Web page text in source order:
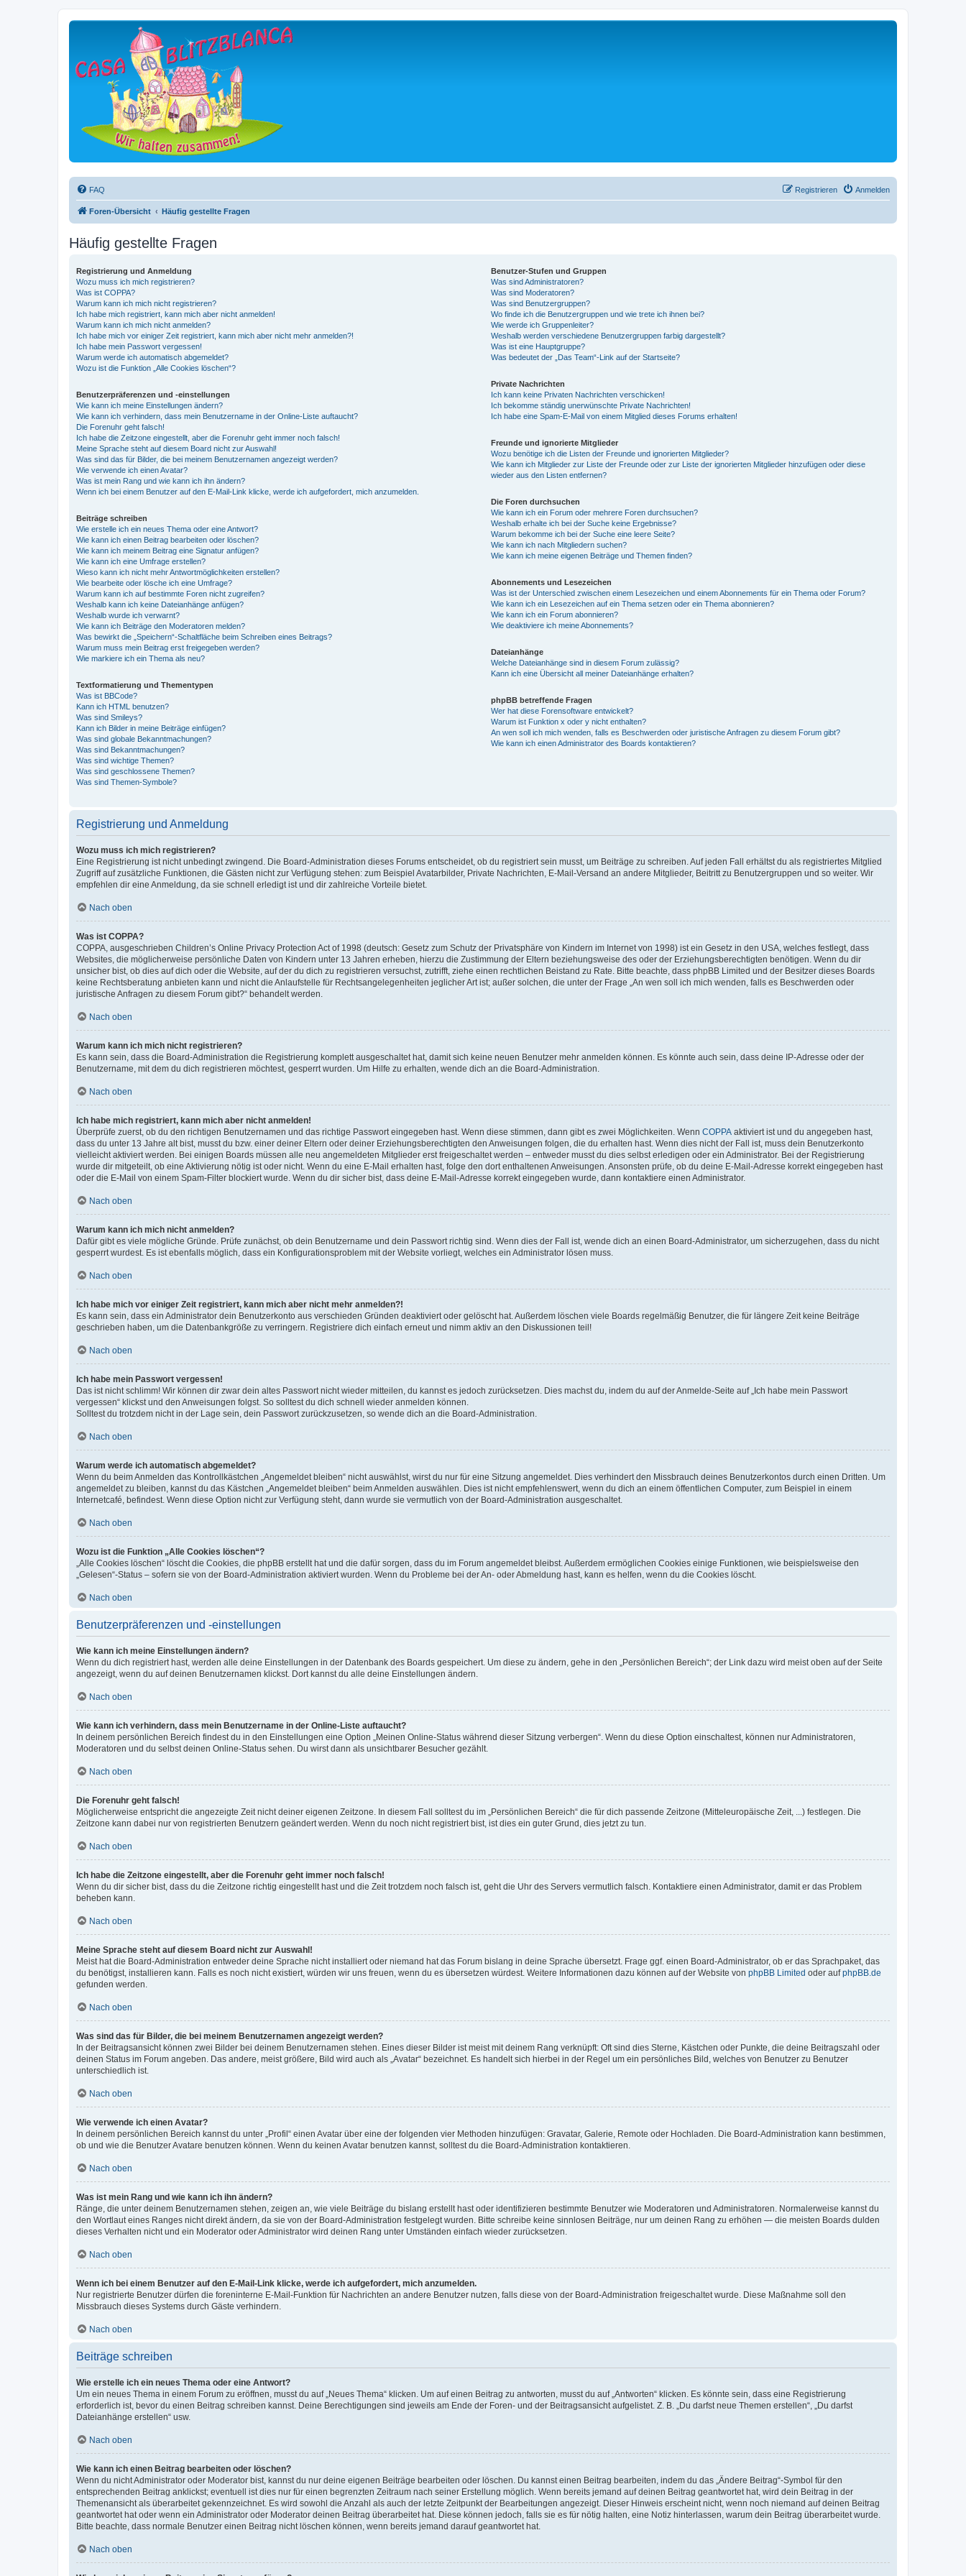
FAQ Anmelden
Registrieren
Foren-Übersicht Häufig gestellte Fragen
Häufig gestellte Fragen
Registrierung und Anmeldung
Wozu muss ich mich registrieren?
Was ist COPPA?
Warum kann ich mich nicht registrieren?
Ich habe mich registriert, kann mich aber nicht anmelden!
Warum kann ich mich nicht anmelden?
Ich habe mich vor einiger Zeit registriert, kann mich aber nicht mehr anmelden?!
Ich habe mein Passwort vergessen!
Warum werde ich automatisch abgemeldet?
Wozu ist die Funktion „Alle Cookies löschen“?
Benutzerpräferenzen und -einstellungen
Wie kann ich meine Einstellungen ändern?
Wie kann ich verhindern, dass mein Benutzername in der Online-Liste auftaucht?
Die Forenuhr geht falsch!
Ich habe die Zeitzone eingestellt, aber die Forenuhr geht immer noch falsch!
Meine Sprache steht auf diesem Board nicht zur Auswahl!
Was sind das für Bilder, die bei meinem Benutzernamen angezeigt werden?
Wie verwende ich einen Avatar?
Was ist mein Rang und wie kann ich ihn ändern?
Wenn ich bei einem Benutzer auf den E-Mail-Link klicke, werde ich aufgefordert, mich anzumelden.
Beiträge schreiben
Wie erstelle ich ein neues Thema oder eine Antwort?
Wie kann ich einen Beitrag bearbeiten oder löschen?
Wie kann ich meinem Beitrag eine Signatur anfügen?
Wie kann ich eine Umfrage erstellen?
Wieso kann ich nicht mehr Antwortmöglichkeiten erstellen?
Wie bearbeite oder lösche ich eine Umfrage?
Warum kann ich auf bestimmte Foren nicht zugreifen?
Weshalb kann ich keine Dateianhänge anfügen?
Weshalb wurde ich verwarnt?
Wie kann ich Beiträge den Moderatoren melden?
Was bewirkt die „Speichern“-Schaltfläche beim Schreiben eines Beitrags?
Warum muss mein Beitrag erst freigegeben werden?
Wie markiere ich ein Thema als neu?
Textformatierung und Thementypen
Was ist BBCode?
Kann ich HTML benutzen?
Was sind Smileys?
Kann ich Bilder in meine Beiträge einfügen?
Was sind globale Bekanntmachungen?
Was sind Bekanntmachungen?
Was sind wichtige Themen?
Was sind geschlossene Themen?
Was sind Themen-Symbole?
Benutzer-Stufen und Gruppen
Was sind Administratoren?
Was sind Moderatoren?
Was sind Benutzergruppen?
Wo finde ich die Benutzergruppen und wie trete ich ihnen bei?
Wie werde ich Gruppenleiter?
Weshalb werden verschiedene Benutzergruppen farbig dargestellt?
Was ist eine Hauptgruppe?
Was bedeutet der „Das Team“-Link auf der Startseite?
Private Nachrichten
Ich kann keine Privaten Nachrichten verschicken!
Ich bekomme ständig unerwünschte Private Nachrichten!
Ich habe eine Spam-E-Mail von einem Mitglied dieses Forums erhalten!
Freunde und ignorierte Mitglieder
Wozu benötige ich die Listen der Freunde und ignorierten Mitglieder?
Wie kann ich Mitglieder zur Liste der Freunde oder zur Liste der ignorierten Mitglieder hinzufügen oder diese
wieder aus den Listen entfernen?
Die Foren durchsuchen
Wie kann ich ein Forum oder mehrere Foren durchsuchen?
Weshalb erhalte ich bei der Suche keine Ergebnisse?
Warum bekomme ich bei der Suche eine leere Seite?
Wie kann ich nach Mitgliedern suchen?
Wie kann ich meine eigenen Beiträge und Themen finden?
Abonnements und Lesezeichen
Was ist der Unterschied zwischen einem Lesezeichen und einem Abonnements für ein Thema oder Forum?
Wie kann ich ein Lesezeichen auf ein Thema setzen oder ein Thema abonnieren?
Wie kann ich ein Forum abonnieren?
Wie deaktiviere ich meine Abonnements?
Dateianhänge
Welche Dateianhänge sind in diesem Forum zulässig?
Kann ich eine Übersicht all meiner Dateianhänge erhalten?
phpBB betreffende Fragen
Wer hat diese Forensoftware entwickelt?
Warum ist Funktion x oder y nicht enthalten?
An wen soll ich mich wenden, falls es Beschwerden oder juristische Anfragen zu diesem Forum gibt?
Wie kann ich einen Administrator des Boards kontaktieren?
Registrierung und Anmeldung
Wozu muss ich mich registrieren?
Eine Registrierung ist nicht unbedingt zwingend. Die Board-Administration dieses Forums entscheidet, ob du registriert sein musst, um Beiträge zu schreiben. Auf jeden Fall erhältst du als registriertes Mitglied
Zugriff auf zusätzliche Funktionen, die Gästen nicht zur Verfügung stehen: zum Beispiel Avatarbilder, Private Nachrichten, E-Mail-Versand an andere Mitglieder, Beitritt zu Benutzergruppen und so weiter. Wir
empfehlen dir eine Anmeldung, da sie schnell erledigt ist und dir zahlreiche Vorteile bietet.
Nach oben
Was ist COPPA?
COPPA, ausgeschrieben Children’s Online Privacy Protection Act of 1998 (deutsch: Gesetz zum Schutz der Privatsphäre von Kindern im Internet von 1998) ist ein Gesetz in den USA, welches festlegt, dass
Websites, die möglicherweise persönliche Daten von Kindern unter 13 Jahren erheben, hierzu die Zustimmung der Eltern beziehungsweise des oder der Erziehungsberechtigten benötigen. Wenn du dir
unsicher bist, ob dies auf dich oder die Website, auf der du dich zu registrieren versuchst, zutrifft, ziehe einen rechtlichen Beistand zu Rate. Bitte beachte, dass phpBB Limited und der Besitzer dieses Boards
keine Rechtsberatung anbieten kann und nicht die Anlaufstelle für Rechtsangelegenheiten jeglicher Art ist; außer solchen, die unter der Frage „An wen soll ich mich wenden, falls es Beschwerden oder
juristische Anfragen zu diesem Forum gibt?“ behandelt werden.
Nach oben
Warum kann ich mich nicht registrieren?
Es kann sein, dass die Board-Administration die Registrierung komplett ausgeschaltet hat, damit sich keine neuen Benutzer mehr anmelden können. Es könnte auch sein, dass deine IP-Adresse oder der
Benutzername, mit dem du dich registrieren möchtest, gesperrt wurden. Um Hilfe zu erhalten, wende dich an die Board-Administration.
Nach oben
Ich habe mich registriert, kann mich aber nicht anmelden!
Überprüfe zuerst, ob du den richtigen Benutzernamen und das richtige Passwort eingegeben hast. Wenn diese stimmen, dann gibt es zwei Möglichkeiten. Wenn COPPA aktiviert ist und du angegeben hast,
dass du unter 13 Jahre alt bist, musst du bzw. einer deiner Eltern oder deiner Erziehungsberechtigten den Anweisungen folgen, die du erhalten hast. Wenn dies nicht der Fall ist, muss dein Benutzerkonto
vielleicht aktiviert werden. Bei einigen Boards müssen alle neu angemeldeten Mitglieder erst freigeschaltet werden – entweder musst du dies selbst erledigen oder ein Administrator. Bei der Registrierung
wurde dir mitgeteilt, ob eine Aktivierung nötig ist oder nicht. Wenn du eine E-Mail erhalten hast, folge den dort enthaltenen Anweisungen. Ansonsten prüfe, ob du deine E-Mail-Adresse korrekt eingegeben hast
oder die E-Mail von einem Spam-Filter blockiert wurde. Wenn du dir sicher bist, dass deine E-Mail-Adresse korrekt eingegeben wurde, dann kontaktiere einen Administrator.
Nach oben
Warum kann ich mich nicht anmelden?
Dafür gibt es viele mögliche Gründe. Prüfe zunächst, ob dein Benutzername und dein Passwort richtig sind. Wenn dies der Fall ist, wende dich an einen Board-Administrator, um sicherzugehen, dass du nicht
gesperrt wurdest. Es ist ebenfalls möglich, dass ein Konfigurationsproblem mit der Website vorliegt, welches ein Administrator lösen muss.
Nach oben
Ich habe mich vor einiger Zeit registriert, kann mich aber nicht mehr anmelden?!
Es kann sein, dass ein Administrator dein Benutzerkonto aus verschieden Gründen deaktiviert oder gelöscht hat. Außerdem löschen viele Boards regelmäßig Benutzer, die für längere Zeit keine Beiträge
geschrieben haben, um die Datenbankgröße zu verringern. Registriere dich einfach erneut und nimm aktiv an den Diskussionen teil!
Nach oben
Ich habe mein Passwort vergessen!
Das ist nicht schlimm! Wir können dir zwar dein altes Passwort nicht wieder mitteilen, du kannst es jedoch zurücksetzen. Dies machst du, indem du auf der Anmelde-Seite auf „Ich habe mein Passwort
vergessen“ klickst und den Anweisungen folgst. So solltest du dich schnell wieder anmelden können.
Solltest du trotzdem nicht in der Lage sein, dein Passwort zurückzusetzen, so wende dich an die Board-Administration.
Nach oben
Warum werde ich automatisch abgemeldet?
Wenn du beim Anmelden das Kontrollkästchen „Angemeldet bleiben“ nicht auswählst, wirst du nur für eine Sitzung angemeldet. Dies verhindert den Missbrauch deines Benutzerkontos durch einen Dritten. Um
angemeldet zu bleiben, kannst du das Kästchen „Angemeldet bleiben“ beim Anmelden auswählen. Dies ist nicht empfehlenswert, wenn du dich an einem öffentlichen Computer, zum Beispiel in einem
Internetcafé, befindest. Wenn diese Option nicht zur Verfügung steht, dann wurde sie vermutlich von der Board-Administration ausgeschaltet.
Nach oben
Wozu ist die Funktion „Alle Cookies löschen“?
„Alle Cookies löschen“ löscht die Cookies, die phpBB erstellt hat und die dafür sorgen, dass du im Forum angemeldet bleibst. Außerdem ermöglichen Cookies einige Funktionen, wie beispielsweise den
„Gelesen“-Status – sofern sie von der Board-Administration aktiviert wurden. Wenn du Probleme bei der An- oder Abmeldung hast, kann es helfen, wenn du die Cookies löscht.
Nach oben
Benutzerpräferenzen und -einstellungen
Wie kann ich meine Einstellungen ändern?
Wenn du dich registriert hast, werden alle deine Einstellungen in der Datenbank des Boards gespeichert. Um diese zu ändern, gehe in den „Persönlichen Bereich“; der Link dazu wird meist oben auf der Seite
angezeigt, wenn du auf deinen Benutzernamen klickst. Dort kannst du alle deine Einstellungen ändern.
Nach oben
Wie kann ich verhindern, dass mein Benutzername in der Online-Liste auftaucht?
In deinem persönlichen Bereich findest du in den Einstellungen eine Option „Meinen Online-Status während dieser Sitzung verbergen“. Wenn du diese Option einschaltest, können nur Administratoren,
Moderatoren und du selbst deinen Online-Status sehen. Du wirst dann als unsichtbarer Besucher gezählt.
Nach oben
Die Forenuhr geht falsch!
Möglicherweise entspricht die angezeigte Zeit nicht deiner eigenen Zeitzone. In diesem Fall solltest du im „Persönlichen Bereich“ die für dich passende Zeitzone (Mitteleuropäische Zeit, ...) festlegen. Die
Zeitzone kann dabei nur von registrierten Benutzern geändert werden. Wenn du noch nicht registriert bist, ist dies ein guter Grund, dies jetzt zu tun.
Nach oben
Ich habe die Zeitzone eingestellt, aber die Forenuhr geht immer noch falsch!
Wenn du dir sicher bist, dass du die Zeitzone richtig eingestellt hast und die Zeit trotzdem noch falsch ist, geht die Uhr des Servers vermutlich falsch. Kontaktiere einen Administrator, damit er das Problem
beheben kann.
Nach oben
Meine Sprache steht auf diesem Board nicht zur Auswahl!
Meist hat die Board-Administration entweder deine Sprache nicht installiert oder niemand hat das Forum bislang in deine Sprache übersetzt. Frage ggf. einen Board-Administrator, ob er das Sprachpaket, das
du benötigst, installieren kann. Falls es noch nicht existiert, würden wir uns freuen, wenn du es übersetzen würdest. Weitere Informationen dazu können auf der Website von phpBB Limited oder aufphpBB.de
gefunden werden.
Nach oben
Was sind das für Bilder, die bei meinem Benutzernamen angezeigt werden?
In der Beitragsansicht können zwei Bilder bei deinem Benutzernamen stehen. Eines dieser Bilder ist meist mit deinem Rang verknüpft: Oft sind dies Sterne, Kästchen oder Punkte, die deine Beitragszahl oder
deinen Status im Forum angeben. Das andere, meist größere, Bild wird auch als „Avatar“ bezeichnet. Es handelt sich hierbei in der Regel um ein persönliches Bild, welches von Benutzer zu Benutzer
unterschiedlich ist.
Nach oben
Wie verwende ich einen Avatar?
In deinem persönlichen Bereich kannst du unter „Profil“ einen Avatar über eine der folgenden vier Methoden hinzufügen: Gravatar, Galerie, Remote oder Hochladen. Die Board-Administration kann bestimmen,
ob und wie die Benutzer Avatare benutzen können. Wenn du keinen Avatar benutzen kannst, solltest du die Board-Administration kontaktieren.
Nach oben
Was ist mein Rang und wie kann ich ihn ändern?
Ränge, die unter deinem Benutzernamen stehen, zeigen an, wie viele Beiträge du bislang erstellt hast oder identifizieren bestimmte Benutzer wie Moderatoren und Administratoren. Normalerweise kannst du
den Wortlaut eines Ranges nicht direkt ändern, da sie von der Board-Administration festgelegt wurden. Bitte schreibe keine sinnlosen Beiträge, nur um deinen Rang zu erhöhen — die meisten Boards dulden
dieses Verhalten nicht und ein Moderator oder Administrator wird deinen Rang unter Umständen einfach wieder zurücksetzen.
Nach oben
Wenn ich bei einem Benutzer auf den E-Mail-Link klicke, werde ich aufgefordert, mich anzumelden.
Nur registrierte Benutzer dürfen die foreninterne E-Mail-Funktion für Nachrichten an andere Benutzer nutzen, falls diese von der Board-Administration freigeschaltet wurde. Diese Maßnahme soll den
Missbrauch dieses Systems durch Gäste verhindern.
Nach oben
Beiträge schreiben
Wie erstelle ich ein neues Thema oder eine Antwort?
Um ein neues Thema in einem Forum zu eröffnen, musst du auf „Neues Thema“ klicken. Um auf einen Beitrag zu antworten, musst du auf „Antworten“ klicken. Es könnte sein, dass eine Registrierung
erforderlich ist, bevor du einen Beitrag schreiben kannst. Deine Berechtigungen sind jeweils am Ende der Foren- und der Beitragsansicht aufgelistet. Z. B. „Du darfst neue Themen erstellen“, „Du darfst
Dateianhänge erstellen“ usw.
Nach oben
Wie kann ich einen Beitrag bearbeiten oder löschen?
Wenn du nicht Administrator oder Moderator bist, kannst du nur deine eigenen Beiträge bearbeiten oder löschen. Du kannst einen Beitrag bearbeiten, indem du das „Ändere Beitrag“-Symbol für den
entsprechenden Beitrag anklickst; eventuell ist dies nur für einen begrenzten Zeitraum nach seiner Erstellung möglich. Wenn bereits jemand auf deinen Beitrag geantwortet hat, wird dein Beitrag in der
Themenansicht als überarbeitet gekennzeichnet. Es wird sowohl die Anzahl als auch der letzte Zeitpunkt der Bearbeitungen angezeigt. Dieser Hinweis erscheint nicht, wenn noch niemand auf deinen Beitrag
geantwortet hat oder wenn ein Administrator oder Moderator deinen Beitrag überarbeitet hat. Diese können jedoch, falls sie es für nötig halten, eine Notiz hinterlassen, warum dein Beitrag überarbeitet wurde.
Bitte beachte, dass normale Benutzer einen Beitrag nicht löschen können, wenn bereits jemand darauf geantwortet hat.
Nach oben